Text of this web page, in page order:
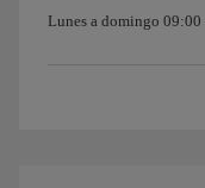
Lunes a domingo 09:00